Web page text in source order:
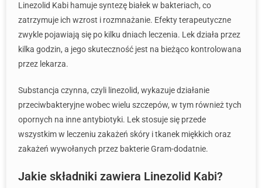
Linezolid Kabi hamuje syntezę białek w bakteriach, co
zatrzymuje ich wzrost i rozmnażanie. Efekty terapeutyczne
zwykle pojawiają się po kilku dniach leczenia. Lek działa przez
kilka godzin, a jego skuteczność jest na bieżąco kontrolowana
przez lekarza.
Substancja czynna, czyli linezolid, wykazuje działanie
przeciwbakteryjne wobec wielu szczepów, w tym również tych
opornych na inne antybiotyki. Lek stosuje się przede
wszystkim w leczeniu zakażeń skóry i tkanek miękkich oraz
zakażeń wywołanych przez bakterie Gram-dodatnie.
Jakie składniki zawiera Linezolid Kabi?